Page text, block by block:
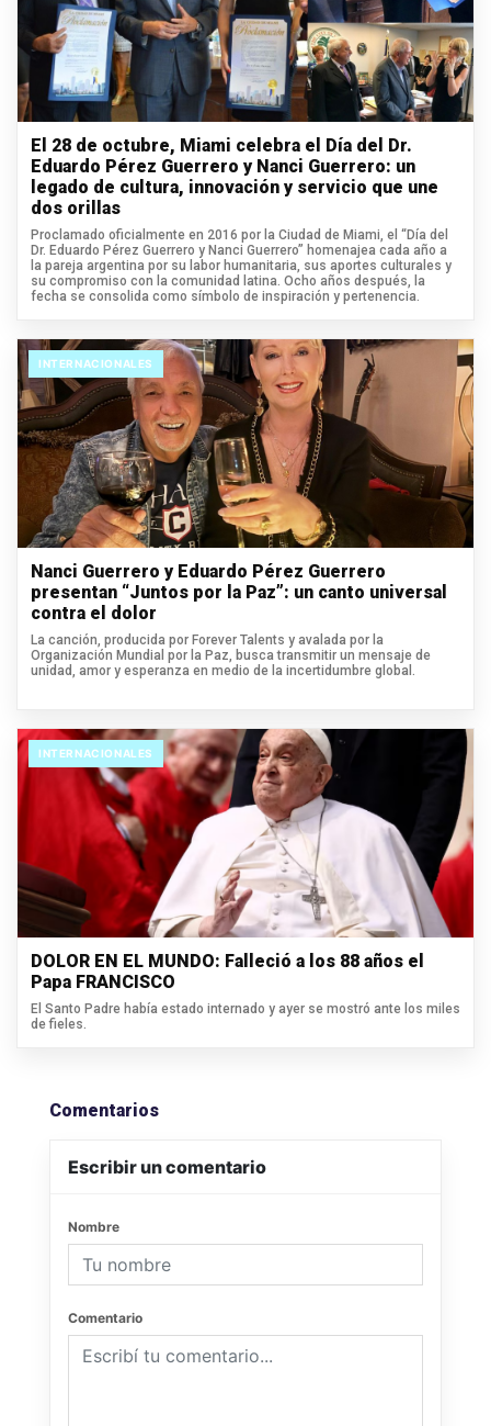
El 28 de octubre, Miami celebra el Día del Dr.
Eduardo Pérez Guerrero y Nanci Guerrero: un
legado de cultura, innovación y servicio que une
dos orillas
Proclamado oficialmente en 2016 por la Ciudad de Miami, el “Día del
Dr. Eduardo Pérez Guerrero y Nanci Guerrero” homenajea cada año a
la pareja argentina por su labor humanitaria, sus aportes culturales y
su compromiso con la comunidad latina. Ocho años después, la
fecha se consolida como símbolo de inspiración y pertenencia.
INTERNACIONALES
Nanci Guerrero y Eduardo Pérez Guerrero
presentan “Juntos por la Paz”: un canto universal
contra el dolor
La canción, producida por Forever Talents y avalada por la
Organización Mundial por la Paz, busca transmitir un mensaje de
unidad, amor y esperanza en medio de la incertidumbre global.
INTERNACIONALES
DOLOR EN EL MUNDO: Falleció a los 88 años el
Papa FRANCISCO
El Santo Padre había estado internado y ayer se mostró ante los miles
de fieles.
Comentarios
Escribir un comentario
Nombre
Comentario